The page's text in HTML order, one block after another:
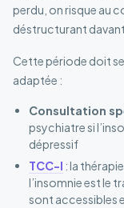
perdu, on risque au
déstructurant
Cette période doit
adaptée :
Consultation
psychiatre si
dépressif
TCC-I : la
l’insomnie est le
sont accessibles